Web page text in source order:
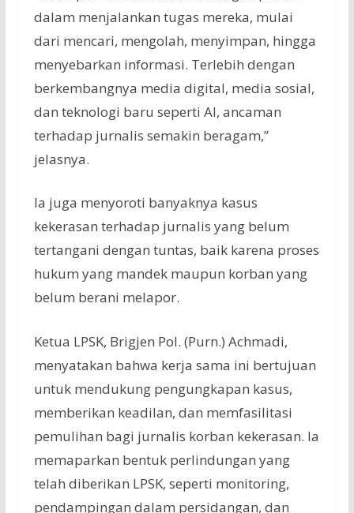
dalam menjalankan tugas mereka, mulai
dari mencari, mengolah, menyimpan, hingga
menyebarkan informasi. Terlebih dengan
berkembangnya media digital, media sosial,
dan teknologi baru seperti AI, ancaman
terhadap jurnalis semakin beragam,”
jelasnya.
Ia juga menyoroti banyaknya kasus
kekerasan terhadap jurnalis yang belum
tertangani dengan tuntas, baik karena proses
hukum yang mandek maupun korban yang
belum berani melapor.
Ketua LPSK, Brigjen Pol. (Purn.) Achmadi,
menyatakan bahwa kerja sama ini bertujuan
untuk mendukung pengungkapan kasus,
memberikan keadilan, dan memfasilitasi
pemulihan bagi jurnalis korban kekerasan. Ia
memaparkan bentuk perlindungan yang
telah diberikan LPSK, seperti monitoring,
pendampingan dalam persidangan, dan